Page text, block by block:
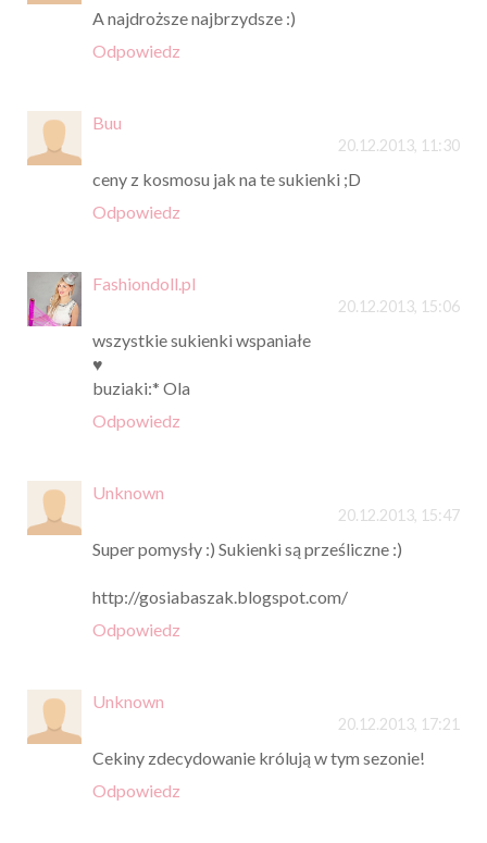
A najdroższe najbrzydsze :)
Odpowiedz
Buu
20.12.2013, 11:30
ceny z kosmosu jak na te sukienki ;D
Odpowiedz
Fashiondoll.pl
20.12.2013, 15:06
wszystkie sukienki wspaniałe
♥
buziaki:* Ola
Odpowiedz
Unknown
20.12.2013, 15:47
Super pomysły :) Sukienki są prześliczne :)
http://gosiabaszak.blogspot.com/
Odpowiedz
Unknown
20.12.2013, 17:21
Cekiny zdecydowanie królują w tym sezonie!
Odpowiedz